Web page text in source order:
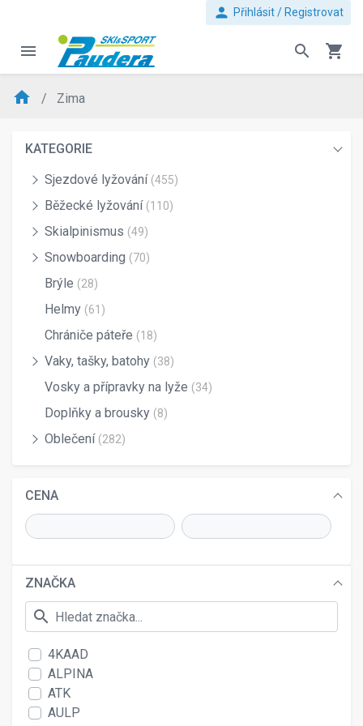
person Přihlásit / Registrovat
menu search shopping_cart
home Zima
KATEGORIE
Sjezdové lyžování (455)
Běžecké lyžování (110)
Skialpinismus (49)
Snowboarding (70)
Brýle (28)
Helmy (61)
Chrániče páteře (18)
Vaky, tašky, batohy (38)
Vosky a přípravky na lyže (34)
Doplňky a brousky (8)
Oblečení (282)
CENA
ZNAČKA
search
4KAAD
ALPINA
ATK
AULP